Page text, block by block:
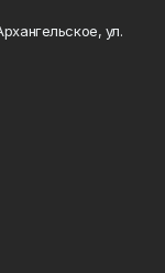
ул.